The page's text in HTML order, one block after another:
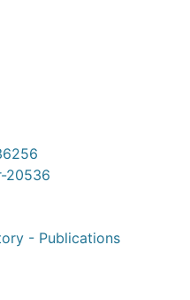
20536
- Publications